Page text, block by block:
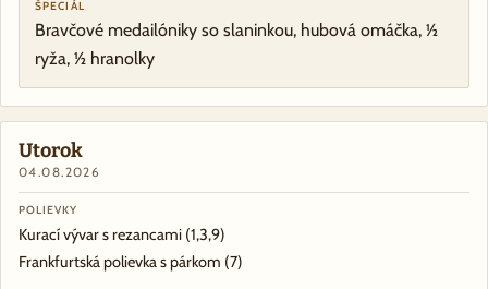
ŠPECIÁL
Bravčové medailóniky so slaninkou, hubová omáčka, ½
ryža, ½ hranolky
Utorok
04.08.2026
POLIEVKY
Kurací vývar s rezancami (1,3,9)
Frankfurtská polievka s párkom (7)